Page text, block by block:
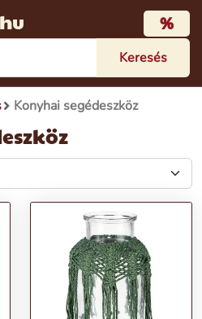
%
Konyhai segédeszköz